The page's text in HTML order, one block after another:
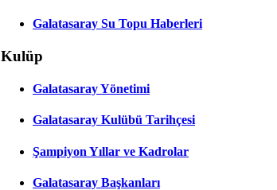
Galatasaray Su Topu Haberleri
Kulüp
Galatasaray Yönetimi
Galatasaray Kulübü Tarihçesi
Şampiyon Yıllar ve Kadrolar
Galatasaray Başkanları